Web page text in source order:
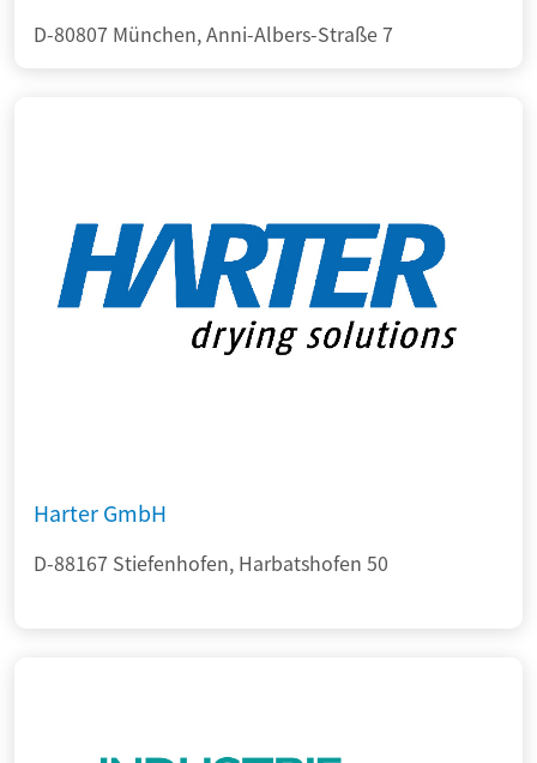
D-80807 München, Anni-Albers-Straße 7
Harter GmbH
D-88167 Stiefenhofen, Harbatshofen 50